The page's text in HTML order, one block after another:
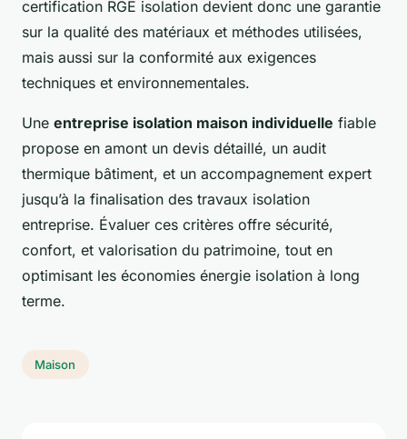
certification RGE isolation devient donc une garantie
sur la qualité des matériaux et méthodes utilisées,
mais aussi sur la conformité aux exigences
techniques et environnementales.
Une entreprise isolation maison individuelle fiable
propose en amont un devis détaillé, un audit
thermique bâtiment, et un accompagnement expert
jusqu’à la finalisation des travaux isolation
entreprise. Évaluer ces critères offre sécurité,
confort, et valorisation du patrimoine, tout en
optimisant les économies énergie isolation à long
terme.
Maison